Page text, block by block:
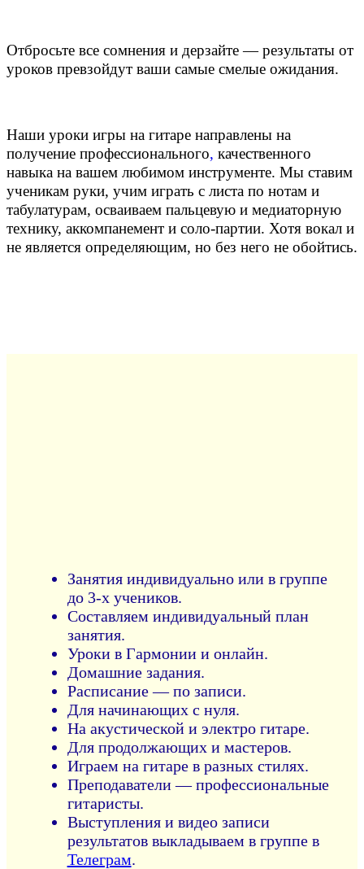
Отбросьте все сомнения и дерзайте — результаты от
уроков превзойдут ваши самые смелые ожидания.
Наши уроки игры на гитаре направлены на
получение профессионального, качественного
навыка на вашем любимом инструменте. Мы ставим
ученикам руки, учим играть с листа по нотам и
табулатурам, осваиваем пальцевую и медиаторную
технику, аккомпанемент и соло-партии. Хотя вокал и
не является определяющим, но без него не обойтись.
Занятия индивидуально или в группе
до 3-х учеников.
Составляем индивидуальный план
занятия.
Уроки в Гармонии и онлайн.
Домашние задания.
Расписание — по записи.
Для начинающих с нуля.
На акустической и электро гитаре.
Для продолжающих и мастеров.
Играем на гитаре в разных стилях.
Преподаватели — профессиональные
гитаристы.
Выступления и видео записи
результатов выкладываем в группе в
Телеграм.